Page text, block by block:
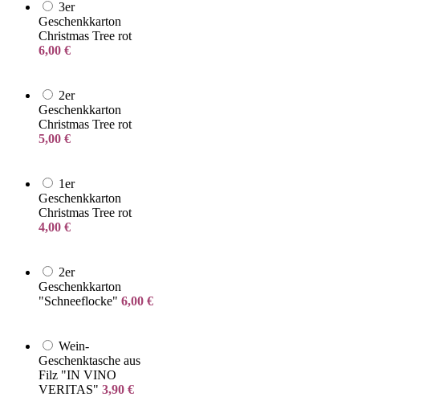
3er
Geschenkkarton
Christmas Tree rot
6,00 €
2er
Geschenkkarton
Christmas Tree rot
5,00 €
1er
Geschenkkarton
Christmas Tree rot
4,00 €
2er
Geschenkkarton
"Schneeflocke" 6,00 €
Wein-
Geschenktasche aus
Filz "IN VINO
VERITAS" 3,90 €